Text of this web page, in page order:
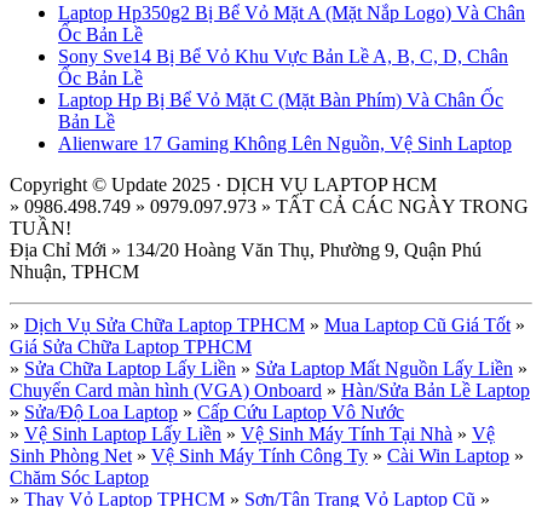
Laptop Hp350g2 Bị Bể Vỏ Mặt A (Mặt Nắp Logo) Và Chân
Ốc Bản Lề
Sony Sve14 Bị Bể Vỏ Khu Vực Bản Lề A, B, C, D, Chân
Ốc Bản Lề
Laptop Hp Bị Bể Vỏ Mặt C (Mặt Bàn Phím) Và Chân Ốc
Bản Lề
Alienware 17 Gaming Không Lên Nguồn, Vệ Sinh Laptop
Copyright © Update 2025 · DỊCH VỤ LAPTOP HCM
» 0986.498.749 » 0979.097.973 » TẤT CẢ CÁC NGÀY TRONG
TUẦN!
Địa Chỉ Mới » 134/20 Hoàng Văn Thụ, Phường 9, Quận Phú
Nhuận, TPHCM
» Dịch Vụ Sửa Chữa Laptop TPHCM » Mua Laptop Cũ Giá Tốt »
Giá Sửa Chữa Laptop TPHCM
» Sửa Chữa Laptop Lấy Liền » Sửa Laptop Mất Nguồn Lấy Liền »
Chuyển Card màn hình (VGA) Onboard » Hàn/Sửa Bản Lề Laptop
» Sửa/Độ Loa Laptop » Cấp Cứu Laptop Vô Nước
» Vệ Sinh Laptop Lấy Liền » Vệ Sinh Máy Tính Tại Nhà » Vệ
Sinh Phòng Net » Vệ Sinh Máy Tính Công Ty » Cài Win Laptop »
Chăm Sóc Laptop
» Thay Vỏ Laptop TPHCM » Sơn/Tân Trang Vỏ Laptop Cũ »